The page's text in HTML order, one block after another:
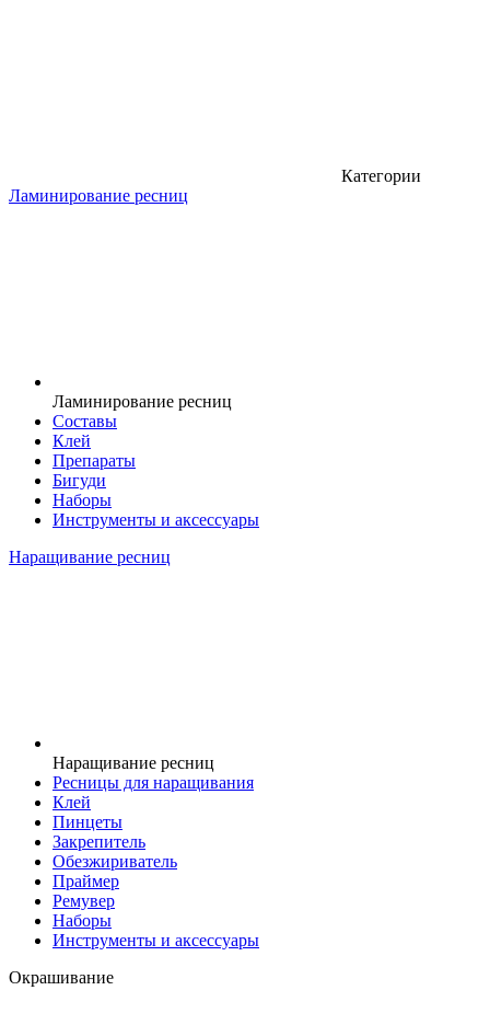
Категории
Ламинирование ресниц
Ламинирование ресниц
Составы
Клей
Препараты
Бигуди
Наборы
Инструменты и аксессуары
Наращивание ресниц
Наращивание ресниц
Ресницы для наращивания
Клей
Пинцеты
Закрепитель
Обезжириватель
Праймер
Ремувер
Наборы
Инструменты и аксессуары
Окрашивание